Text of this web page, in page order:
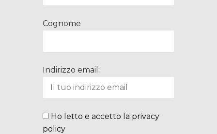
Cognome
Indirizzo email:
Ho letto e accetto la privacy
policy